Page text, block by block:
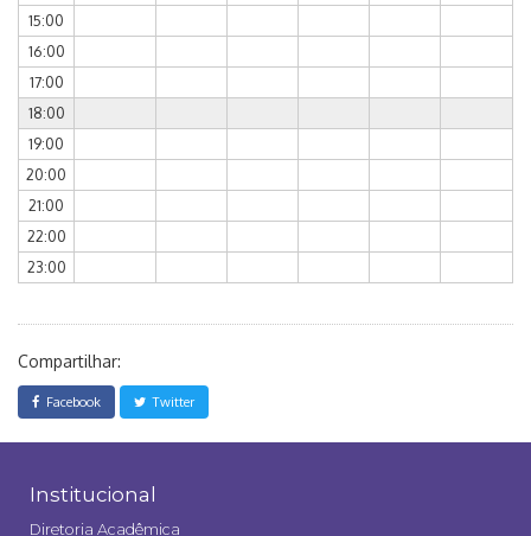
15:00
16:00
17:00
18:00
19:00
20:00
21:00
22:00
23:00
Compartilhar:
Facebook Twitter
Institucional
Diretoria Acadêmica